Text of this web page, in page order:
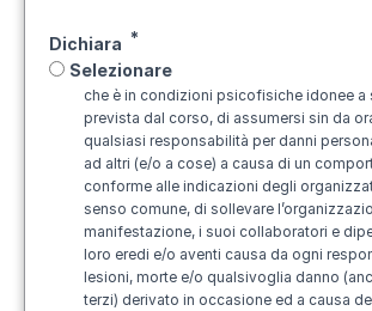
Dichiara
Selezionare
che è in condizioni psicofisiche idonee a
prevista dal corso, di assumersi sin da
qualsiasi responsabilità per danni
ad altri (e/o a cose) a causa di un
conforme alle indicazioni degli
senso comune, di sollevare
manifestazione, i suoi collaboratori e
loro eredi e/o aventi causa da ogni
lesioni, morte e/o qualsivoglia danno
terzi) derivato in occasione ed a causa